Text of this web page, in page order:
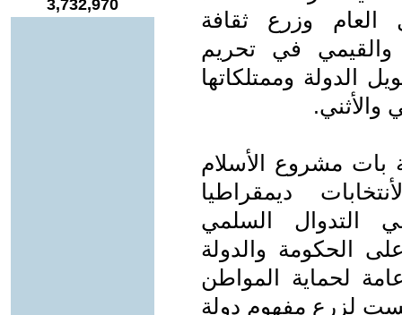
العام وزرع ثقافة
والقيمي في تحريم
الدولة وممتلكاتها
والأثني.
بات مشروع الأسلام
ديمقراطيا
التدوال السلمي
الحكومة والدولة
لحماية المواطن
لزرع مفهوم دولة
3,732,970